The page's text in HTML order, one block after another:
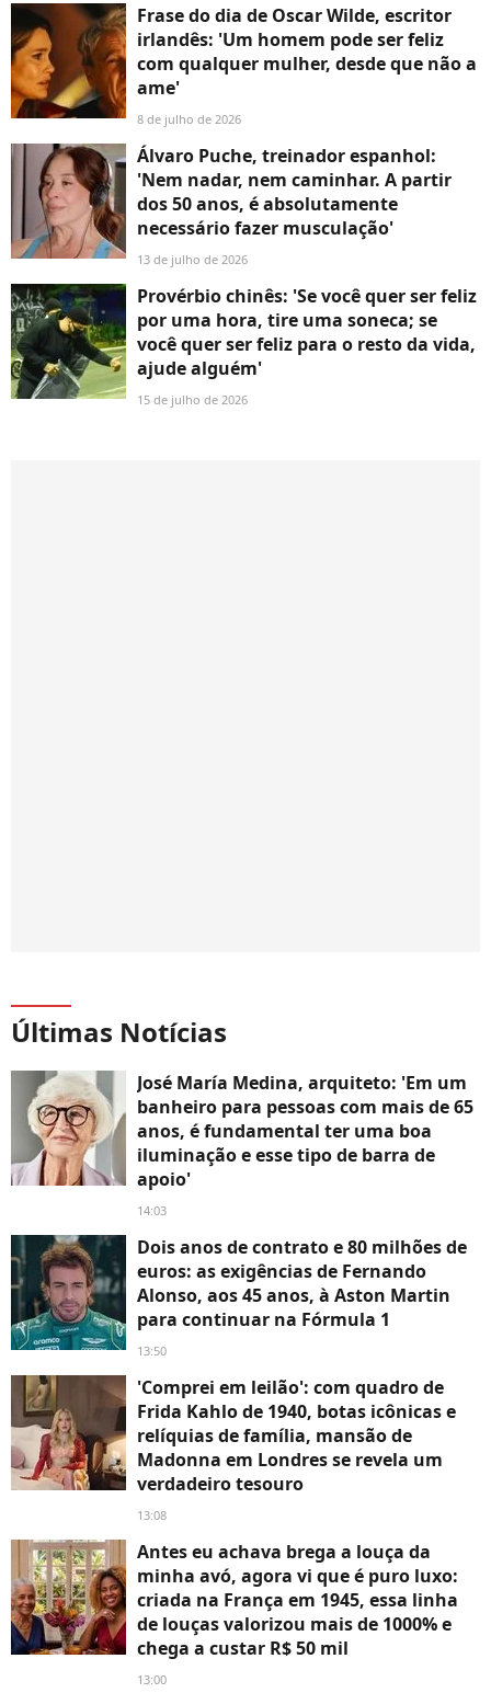
Frase do dia de Oscar Wilde, escritor
irlandês: 'Um homem pode ser feliz
com qualquer mulher, desde que não a
ame'
8 de julho de 2026
Álvaro Puche, treinador espanhol:
'Nem nadar, nem caminhar. A partir
dos 50 anos, é absolutamente
necessário fazer musculação'
13 de julho de 2026
Provérbio chinês: 'Se você quer ser feliz
por uma hora, tire uma soneca; se
você quer ser feliz para o resto da vida,
ajude alguém'
15 de julho de 2026
Últimas Notícias
José María Medina, arquiteto: 'Em um
banheiro para pessoas com mais de 65
anos, é fundamental ter uma boa
iluminação e esse tipo de barra de
apoio'
14:03
Dois anos de contrato e 80 milhões de
euros: as exigências de Fernando
Alonso, aos 45 anos, à Aston Martin
para continuar na Fórmula 1
13:50
'Comprei em leilão': com quadro de
Frida Kahlo de 1940, botas icônicas e
relíquias de família, mansão de
Madonna em Londres se revela um
verdadeiro tesouro
13:08
Antes eu achava brega a louça da
minha avó, agora vi que é puro luxo:
criada na França em 1945, essa linha
de louças valorizou mais de 1000% e
chega a custar R$ 50 mil
13:00